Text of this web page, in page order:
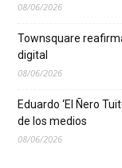
08/06/2026
Townsquare
digital
08/06/2026
Eduardo ‘El Ñero
de los medios
08/06/2026